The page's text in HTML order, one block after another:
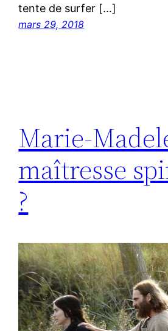
tente de surfer […]
mars 29, 2018
Marie-
maîtresse
?